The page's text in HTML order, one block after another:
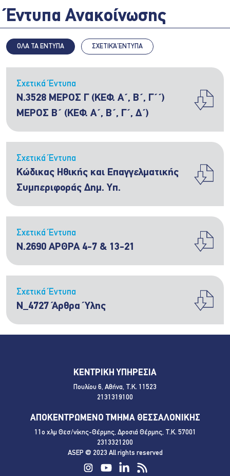
Έντυπα Ανακοίνωσης
ΟΛΑ ΤΑ ΕΝΤΥΠΑ ΣΧΕΤΙΚΆ ΈΝΤΥΠΑ
Σχετικά Έντυπα
Ν.3528 ΜΕΡΟΣ Γ (ΚΕΦ. Α΄, Β΄, Γ΄΄)
ΜΕΡΟΣ Β΄ (ΚΕΦ. Α΄, Β΄, Γ΄, Δ΄)
Σχετικά Έντυπα
Κώδικας Ηθικής και Επαγγελματικής
Συμπεριφοράς Δημ. Υπ.
Σχετικά Έντυπα
Ν.2690 ΑΡΘΡΑ 4-7 & 13-21
Σχετικά Έντυπα
Ν_4727 Άρθρα Ύλης
ΚΕΝΤΡΙΚΗ ΥΠΗΡΕΣΙΑ
Πουλίου 6, Αθήνα, Τ.Κ. 11523
2131319100
ΑΠΟΚΕΝΤΡΩΜΕΝΟ ΤΜΗΜΑ ΘΕΣΣΑΛΟΝΙΚΗΣ
11ο χλμ Θεσ/νίκης-Θέρμης, Δροσιά Θέρμης, Τ.Κ. 57001
2313321200
ASEP @ 2023 All rights reserved